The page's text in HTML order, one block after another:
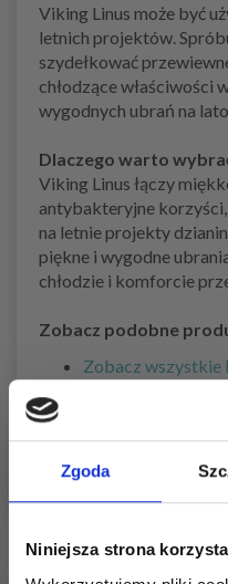
Zgoda
Niniejsza strona
Viking Linus może być
letnich projektów.
szydełkować
chłodzące właściwości
wygodnych ubrań na lato.
Dlaczego warto
Viking Linus łączy
antybakteryjne
na letnie projekty
piękne i wygodne
chłodzie i komforcie
Zobacz podobne
Zobacz wszystkie
Zobacz
Zobacz wszystkie